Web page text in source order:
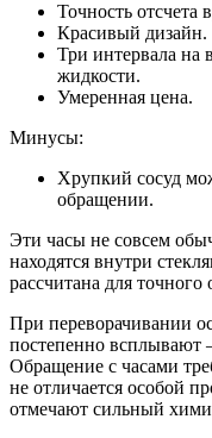
Точность отсчета
Красивый дизайн.
Три интервала на
жидкости.
Умеренная цена.
Минусы:
Хрупкий сосуд
обращении.
Эти часы не совсем
находятся внутри
рассчитана для
При переворачивании
постепенно всплывают
Обращение с часами
не отличается особой
отмечают сильный